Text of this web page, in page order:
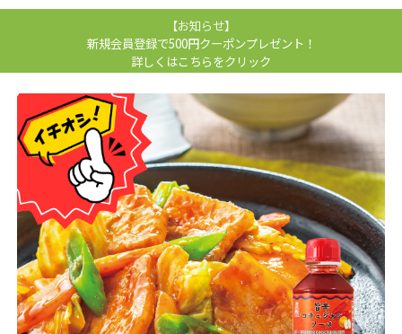
【お知らせ】
新規会員登録で500円クーポンプレゼント！
詳しくはこちらをクリック